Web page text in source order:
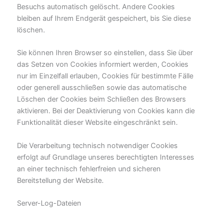
Besuchs automatisch gelöscht. Andere Cookies
bleiben auf Ihrem Endgerät gespeichert, bis Sie diese
löschen.
Sie können Ihren Browser so einstellen, dass Sie über
das Setzen von Cookies informiert werden, Cookies
nur im Einzelfall erlauben, Cookies für bestimmte Fälle
oder generell ausschließen sowie das automatische
Löschen der Cookies beim Schließen des Browsers
aktivieren. Bei der Deaktivierung von Cookies kann die
Funktionalität dieser Website eingeschränkt sein.
Die Verarbeitung technisch notwendiger Cookies
erfolgt auf Grundlage unseres berechtigten Interesses
an einer technisch fehlerfreien und sicheren
Bereitstellung der Website.
Server-Log-Dateien